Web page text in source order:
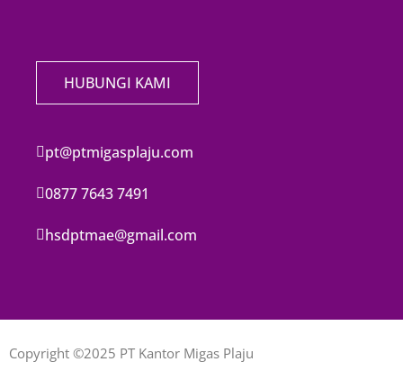
HUBUNGI KAMI
pt@ptmigasplaju.com
0877 7643 7491
hsdptmae@gmail.com
Copyright ©2025 PT Kantor Migas Plaju